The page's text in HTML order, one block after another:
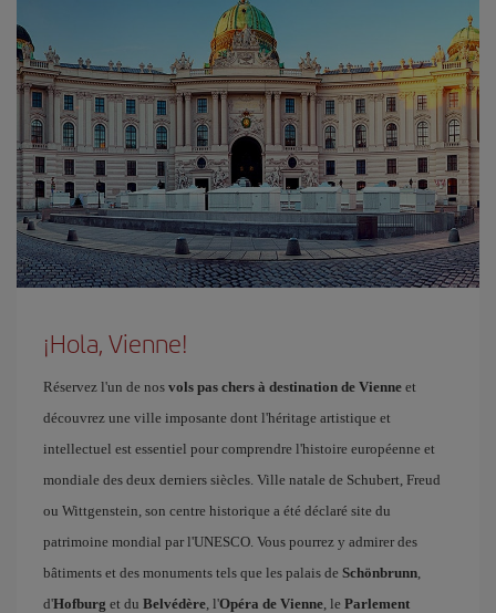
¡Hola, Vienne!
Réservez l'un de nos vols pas chers à destination de Vienne et
découvrez une ville imposante dont l'héritage artistique et
intellectuel est essentiel pour comprendre l'histoire européenne et
mondiale des deux derniers siècles. Ville natale de Schubert, Freud
ou Wittgenstein, son centre historique a été déclaré site du
patrimoine mondial par l'UNESCO. Vous pourrez y admirer des
bâtiments et des monuments tels que les palais de Schönbrunn
d'Hofburg et du Belvédère , l'Opéra de Vienne , le Parlement